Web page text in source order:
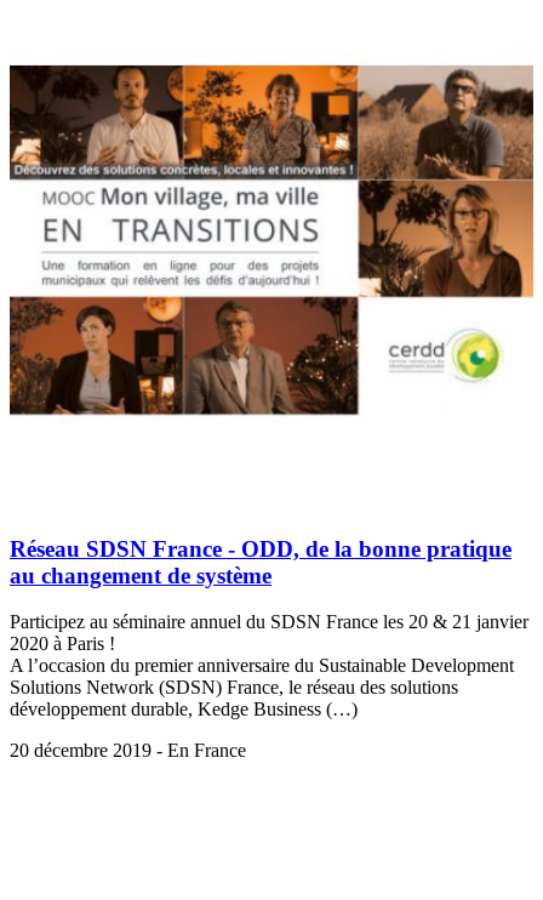
Réseau SDSN France - ODD, de la bonne pratique
au changement de système
Participez au séminaire annuel du SDSN France les 20 & 21 janvier
2020 à Paris !
A l’occasion du premier anniversaire du Sustainable Development
Solutions Network (SDSN) France, le réseau des solutions
développement durable, Kedge Business (…)
20 décembre 2019 - En France